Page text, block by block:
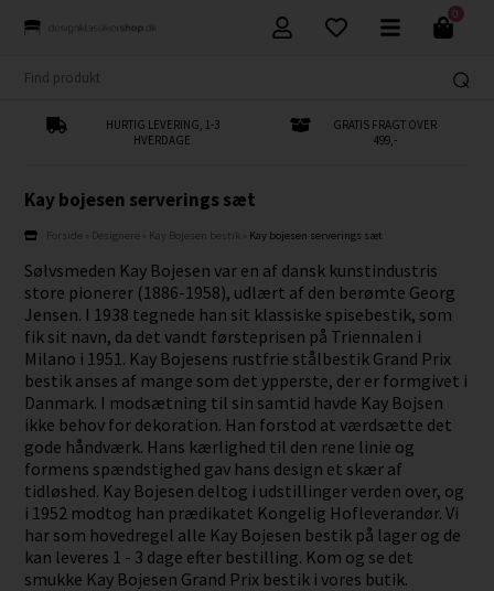
0
HURTIG LEVERING, 1-3
HVERDAGE
GRATIS FRAGT OVER
499,-
Kay bojesen serverings sæt
Forside Designere Kay Bojesen bestik Kay bojesen serverings sæt
Sølvsmeden Kay Bojesen var en af dansk kunstindustris
store pionerer (1886-1958), udlært af den berømte Georg
Jensen. I 1938 tegnede han sit klassiske spisebestik, som
fik sit navn, da det vandt førsteprisen på Triennalen i
Milano i 1951. Kay Bojesens rustfrie stålbestik Grand Prix
bestik anses af mange som det ypperste, der er formgivet i
Danmark. I modsætning til sin samtid havde Kay Bojsen
ikke behov for dekoration. Han forstod at værdsætte det
gode håndværk. Hans kærlighed til den rene linie og
formens spændstighed gav hans design et skær af
tidløshed. Kay Bojesen deltog i udstillinger verden over, og
i 1952 modtog han prædikatet Kongelig Hofleverandør. Vi
har som hovedregel alle Kay Bojesen bestik på lager og de
kan leveres 1 - 3 dage efter bestilling. Kom og se det
smukke Kay Bojesen Grand Prix bestik i vores butik.